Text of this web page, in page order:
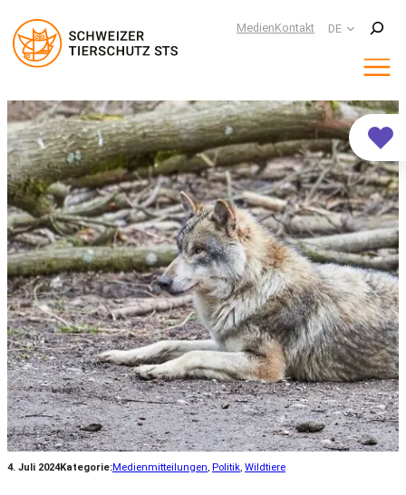
MedienKontakt DE
Suchen
4. Juli 2024Kategorie:Medienmitteilungen, Politik, Wildtiere